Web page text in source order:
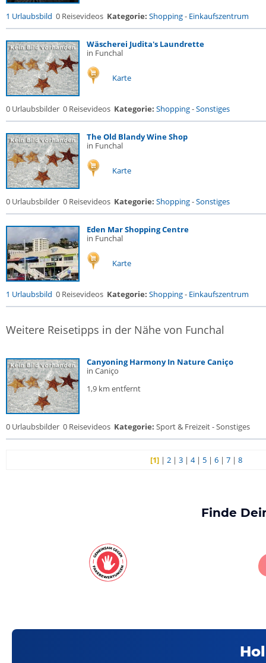
1 Urlaubsbild 0 Reisevideos Kategorie: Shopping- Einkaufszentrum
Wäscherei Judita's Laundrette
in Funchal
Karte
0 Urlaubsbilder 0 Reisevideos Kategorie: Shopping-Sonstiges
The Old Blandy Wine Shop
in Funchal
Karte
0 Urlaubsbilder 0 Reisevideos Kategorie: Shopping-Sonstiges
Eden Mar Shopping Centre
in Funchal
Karte
1 Urlaubsbild 0 Reisevideos Kategorie: Shopping- Einkaufszentrum
Weitere Reisetipps in der Nähe von Funchal
Canyoning Harmony In Nature Caniço
in Caniço
1,9 km entfernt
0 Urlaubsbilder 0 Reisevideos Kategorie: Sport & Freizeit - Sonstiges
[1] |2 |3 |4| 5 |6 |7 |8
Finde